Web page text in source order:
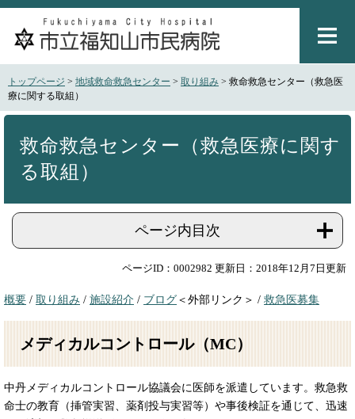
ペ
頭
で
メ
飛
ば
トップページ > 地域救命救急センター > 取り組み > 救命救急センター（救急医
療に関する取組）
救命救急センター（救急医療に関す
る取組）
ページ内目次
ページID：0002982 更新日：2018年12月7日更新
概要 / 取り組み / 施設紹介 / ブログ ＜外部リンク＞ / 救急医募集
メディカルコントロール（MC）
中丹メディカルコントロール協議会に医師を派遣しています。救急救
命士の教育（挿管実習、薬剤投与実習等）や事後検証を通じて、迅速